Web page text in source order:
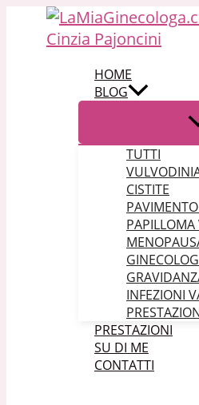
Vai al contenuto
HOME
BLOG
TUTTI
CISTITE
INFEZIONI
PRESTAZIONI
SU DI ME
CONTATTI